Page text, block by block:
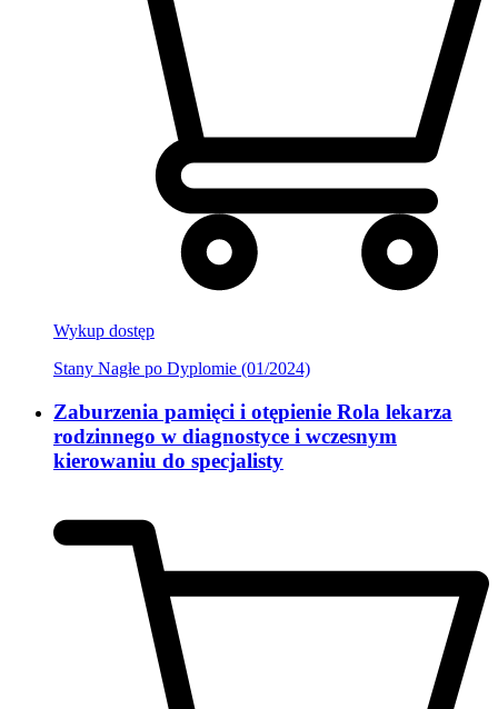
Wykup dostęp
Stany Nagłe po Dyplomie (01/2024)
Zaburzenia pamięci i otępienie Rola lekarza
rodzinnego w diagnostyce i wczesnym
kierowaniu do specjalisty